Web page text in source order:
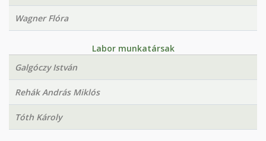
Wagner Flóra
Labor munkatársak
Galgóczy István
Rehák András Miklós
Tóth Károly